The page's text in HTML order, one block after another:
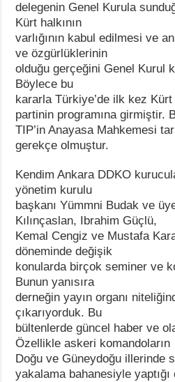
delegenin Genel Kurula
Kürt halkının
varlığının kabul edilmesi ve
ve özgürlüklerinin
olduğu gerçeğini Genel Kurul
Böylece bu
kararla Türkiye’de ilk kez
partinin programına girmiştir.
TIP’in Anayasa Mahkemesi
gerekçe olmuştur.
Kendim Ankara DDKO
yönetim kurulu
başkanı Yümmni Budak ve
Kılınçaslan, Ibrahim Güçlü,
Kemal Cengiz ve Mustafa
döneminde değişik
konularda birçok seminer ve
Bunun yanısıra
derneğin yayın organı
çıkarıyorduk. Bu
bültenlerde güncel haber ve
Özellikle askeri komandoların
Doğu ve Güneydoğu illerinde
yakalama bahanesiyle